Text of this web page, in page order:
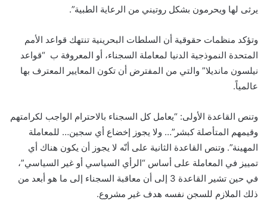
يرثى لها ويحرمون بشكل روتيني من الرعاية الطبية”.
وتؤكد منظمات حقوقية أن السلطات البحرينية تنتهك قواعد الأمم
المتحدة النموذجية الدنيا لمعاملة السجناء، أو المعروفة ب “قواعد
نيلسون مانديلا” والتي من المفترض أن تكون المعايير المعترف بها
عالمياً.
وتنص القاعدة الأولى: “يعامل كل السجناء بالاحترام الواجب لكرامتهم
وقيمهم المتأصلة كبشر”… ولا يجوز إخضاع أي سجين… للمعاملة
المهينة”. وتنص القاعدة الثانية على أنّه لا يجوز أن يكون هناك أي
تمييز في المعاملة على أساس “الرأي السياسي أو غير السياسي”،
في حين تشير القاعدة 3 إلى أن معاقبة السجناء إلى ما هو أبعد من
ذلك الملازم للسجن نفسه هدف غير مشروع.